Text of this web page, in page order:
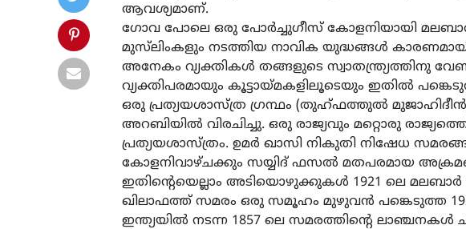
ആവശ്യമാണ്.
ഗോവ പോലെ ഒരു പോർച്ചുഗീസ് കോളനിയായി മലബാർ
മുസ്‌ലിംകളും നടത്തിയ നാവിക യുദ്ധങ്ങൾ
അനേകം വ്യക്തികൾ തങ്ങളുടെ സ്വാതന്ത്ര്യത്തിനു
വ്യക്തിപരമായും കൂട്ടായ്മകളിലൂടെയും ഇതിൽ
ഒരു പ്രത്യയശാസ്ത്ര ഗ്രന്ഥം (തുഹ്ഫത്തുൽ
അറബിയിൽ വിരചിച്ചു. ഒരു രാജ്യവും മറ്റൊരു
പ്രത്യയശാസ്ത്രം. ഉമർ ഖാസി നികുതി നിഷേധ
കോളനിവാഴ്ചക്കും സയ്യിദ് ഫസൽ മതപരമായ
ഇതിന്റെയെല്ലാം അടിയൊഴുക്കുകൾ 1921 ലെ മലബാർ
ഖിലാഫത്ത് സമരം ഒരു സമൂഹം മുഴുവൻ പങ്കെടുത്ത
ഇന്ത്യയിൽ നടന്ന 1857 ലെ സമരത്തിന്റെ ലാഞ്ചനകൾ